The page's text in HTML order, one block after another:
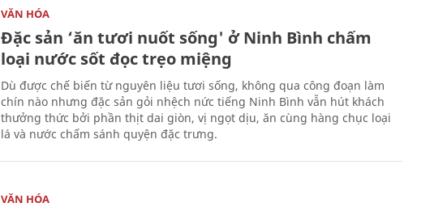
VĂN HÓA
Đặc sản ‘ăn tươi nuốt sống' ở Ninh Bình chấm
loại nước sốt đọc trẹo miệng
Dù được chế biến từ nguyên liệu tươi sống, không qua công đoạn làm
chín nào nhưng đặc sản gỏi nhệch nức tiếng Ninh Bình vẫn hút khách
thưởng thức bởi phần thịt dai giòn, vị ngọt dịu, ăn cùng hàng chục loại
lá và nước chấm sánh quyện đặc trưng.
VĂN HÓA